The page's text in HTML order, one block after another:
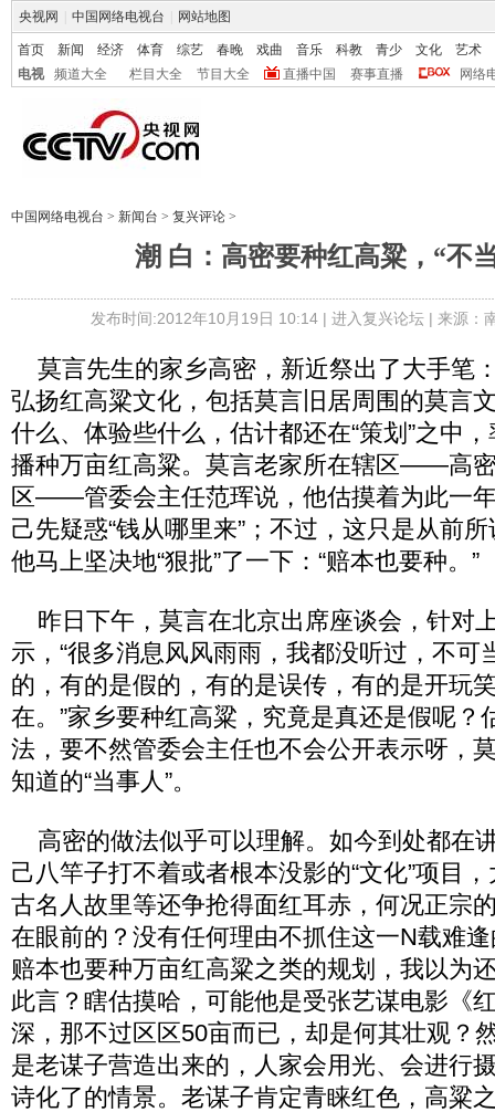
央视网 中国网络电视台 网站地图
首页 新闻 经济 体育 综艺 春晚 戏曲 音乐 科教 青少 文化
艺术
电视
频道大全 栏目大全 节目大全 直播中国 赛事直播 网络
中国网络电视台 > 新闻台 > 复兴评论 >
潮 白：高密要种红高粱，“不
发布时间:2012年10月19日 10:14 | 进入复兴论坛| 来源：
莫言先生的家乡高密，新近祭出了大手笔
弘扬红高粱文化，包括莫言旧居周围的莫言
什么、体验些什么，估计都还在“策划”之中
播种万亩红高粱。莫言老家所在辖区——高
区——管委会主任范珲说，他估摸着为此一
己先疑惑“钱从哪里来”；不过，这只是从前所
他马上坚决地“狠批”了一下：“赔本也要种。”
昨日下午，莫言在北京出席座谈会，针对
示，“很多消息风风雨雨，我都没听过，不可
的，有的是假的，有的是误传，有的是开玩
在。”家乡要种红高粱，究竟是真还是假呢？
法，要不然管委会主任也不会公开表示呀，
知道的“当事人”。
高密的做法似乎可以理解。如今到处都在
己八竿子打不着或者根本没影的“文化”项目
古名人故里等还争抢得面红耳赤，何况正宗
在眼前的？没有任何理由不抓住这一N载难
赔本也要种万亩红高粱之类的规划，我以为
此言？瞎估摸哈，可能他是受张艺谋电影《
深，那不过区区50亩而已，却是何其壮观？
是老谋子营造出来的，人家会用光、会进行
诗化了的情景。老谋子肯定青睐红色，高粱